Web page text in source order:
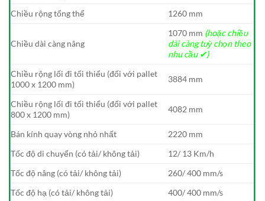
Chiều rộng tổng thể
1260 mm
Chiều dài càng nâng
1070 mm (hoặc chiều
dài càng tuỳ chọn theo
nhu cầu ✔)
Chiều rộng lối đi tối thiểu (đối với pallet
1000 x 1200 mm)
3884 mm
Chiều rộng lối đi tối thiểu (đối với pallet
800 x 1200 mm)
4082 mm
Bán kính quay vòng nhỏ nhất
2220 mm
Tốc độ di chuyển (có tải/ không tải)
12/ 13 Km/h
Tốc độ nâng (có tải/ không tải)
260/ 400 mm/s
Tốc độ hạ (có tải/ không tải)
400/ 400 mm/s